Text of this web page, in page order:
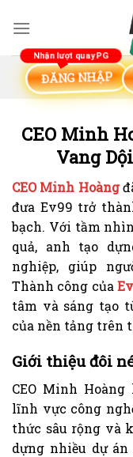
qua
dung
ĐĂNG NHẬP
CEO Minh
Vang
CEO Minh Hoàng
đưa Ev99 trở
bạch. Với tầm
quả, anh tạo
nghiệp, giúp
Thành công của
tâm và sáng tạo
của nền tảng trên
Giới thiệu đôi
CEO Minh
lĩnh vực công
thức sâu rộng và
dựng nhiều dự